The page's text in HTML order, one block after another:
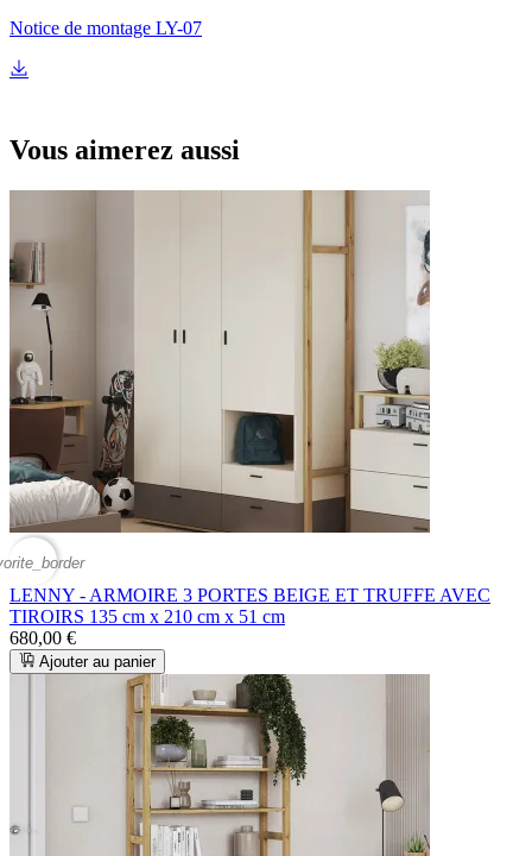
Notice de montage LY-07
Vous aimerez aussi
LENNY - ARMOIRE 3 PORTES BEIGE ET TRUFFE AVEC
TIROIRS 135 cm x 210 cm x 51 cm
680,00 €
Ajouter au panier